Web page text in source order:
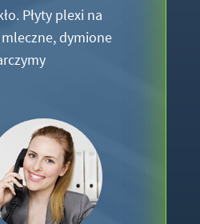
Płyty plexi na
dymione